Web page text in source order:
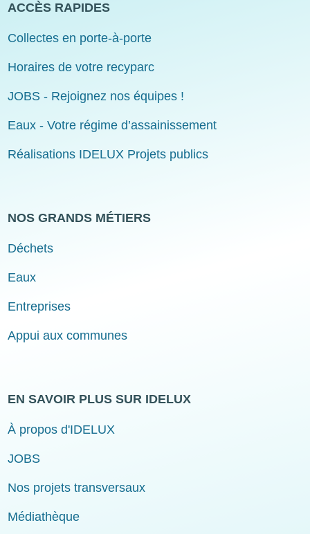
ACCÈS RAPIDES
Collectes en porte-à-porte
Horaires de votre recyparc
JOBS - Rejoignez nos équipes !
Eaux - Votre régime d’assainissement
Réalisations IDELUX Projets publics
NOS GRANDS MÉTIERS
Déchets
Eaux
Entreprises
Appui aux communes
EN SAVOIR PLUS SUR IDELUX
À propos d'IDELUX
JOBS
Nos projets transversaux
Médiathèque